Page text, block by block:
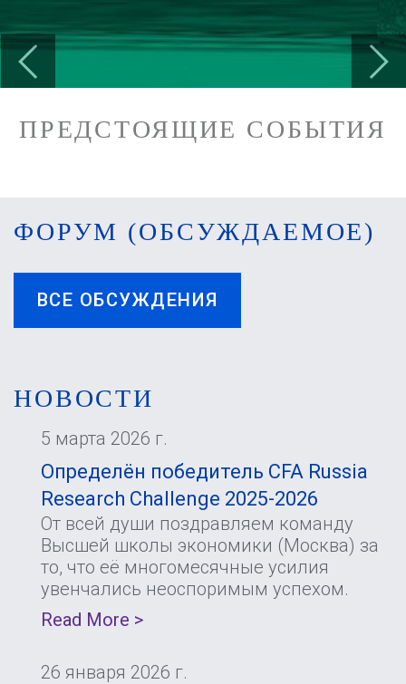
Previous
ПРЕДСТОЯЩИЕ СОБЫТИЯ
ФОРУМ (ОБСУЖДАЕМОЕ)
ВСЕ ОБСУЖДЕНИЯ
НОВОСТИ
5 марта 2026 г.
Определён победитель CFA Russia
Research Challenge 2025-2026
От всей души поздравляем команду
Высшей школы экономики (Москва) за
то, что её многомесячные усилия
увенчались неоспоримым успехом.
Read More >
26 января 2026 г.